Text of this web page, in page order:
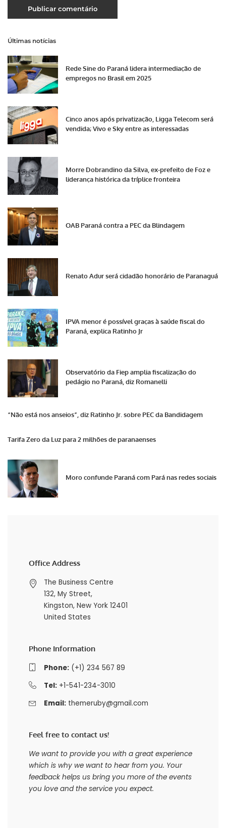
Últimas notícias
Rede Sine do Paraná lidera intermediação de
empregos no Brasil em 2025
Cinco anos após privatização, Ligga Telecom será
vendida; Vivo e Sky entre as interessadas
Morre Dobrandino da Silva, ex-prefeito de Foz e
liderança histórica da tríplice fronteira
OAB Paraná contra a PEC da Blindagem
Renato Adur será cidadão honorário de Paranaguá
IPVA menor é possível graças à saúde fiscal do
Paraná, explica Ratinho Jr
Observatório da Fiep amplia fiscalização do
pedágio no Paraná, diz Romanelli
“Não está nos anseios”, diz Ratinho Jr. sobre PEC da Bandidagem
Tarifa Zero da Luz para 2 milhões de paranaenses
Moro confunde Paraná com Pará nas redes sociais
Office Address
The Business Centre
132, My Street,
Kingston, New York 12401
United States
Phone Information
Phone:(+1) 234 567 89
Tel:+1-541-234-3010
Email: themeruby@gmail.com
Feel free to contact us!
We want to provide you with a great experience
which is why we want to hear from you. Your
feedback helps us bring you more of the events
you love and the service you expect.